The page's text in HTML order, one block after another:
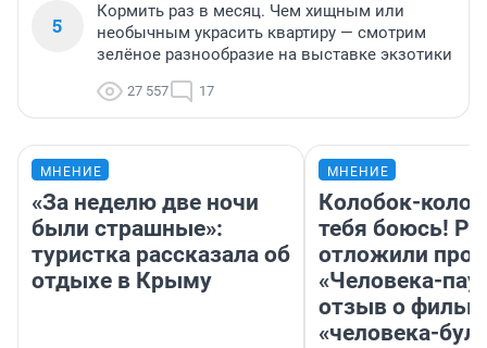
5
Кормить раз в месяц. Чем хищным или
необычным украсить квартиру — смотрим
зелёное разнообразие на выставке экзотики
27 557 17
МНЕНИЕ
«За неделю две ночи
были страшные»:
туристка рассказала об
отдыхе в Крыму
МНЕНИЕ
Колобок-
тебя боюсь!
отложили
«Человека-
отзыв о
«человека-